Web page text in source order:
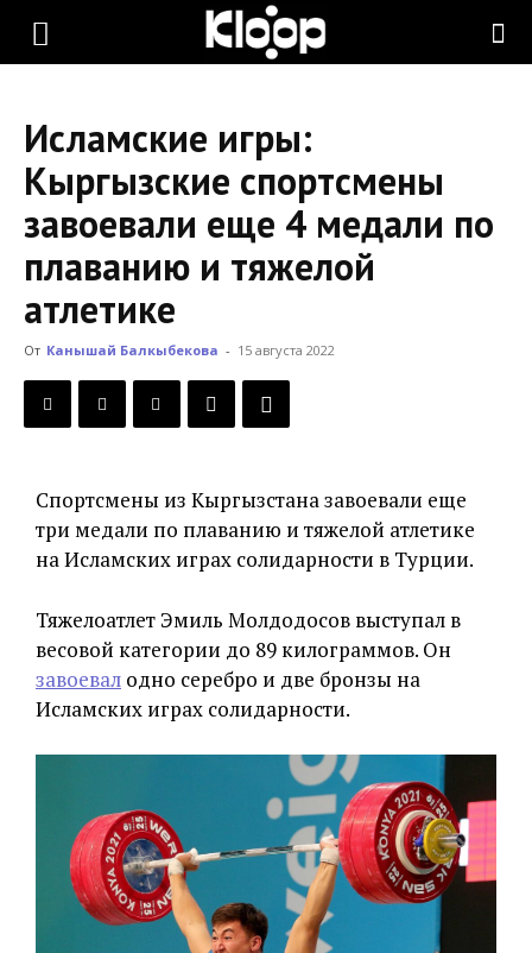
KLOOP.KG
Новости
Кыргызстана
Исламские игры:
Кыргызские спортсмены
завоевали еще 4 медали по
плаванию и тяжелой
атлетике
От Канышай Балкыбекова - 15 августа 2022
Спортсмены из Кыргызстана завоевали еще
три медали по плаванию и тяжелой атлетике
на Исламских играх солидарности в Турции.
Тяжелоатлет Эмиль Молдодосов выступал в
весовой категории до 89 килограммов. Он
завоевал одно серебро и две бронзы на
Исламских играх солидарности.